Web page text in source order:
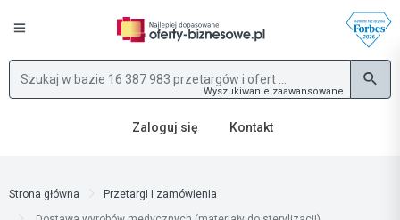
Wyszukiwanie zaawansowane
Zaloguj się Kontakt
Strona główna
Przetargi i zamówienia